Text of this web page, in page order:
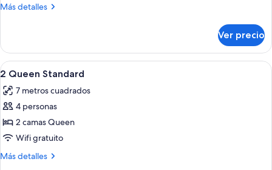
Más detalles
Más
Ver precio
Abrir
todas
las
fotos
de
2
Queen
Ropa de cama de alta calidad y caja
2
2 Queen Standard
7 metros cuadrados
4 personas
2 camas Queen
Wifi gratuito
Más detalles
Más